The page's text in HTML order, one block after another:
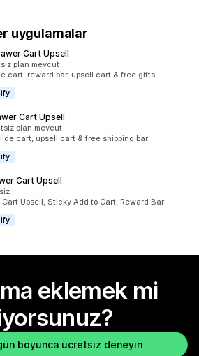
uygulamalar
Cart Upsell
plan mevcut
cart, reward bar, upsell cart & free gifts
Cart Upsell
plan mevcut
cart, upsell cart & free shipping bar
Cart Upsell
Upsell, Sticky Add to Cart, Reward Bar
eklemek mi
boyunca ücretsiz deneyin